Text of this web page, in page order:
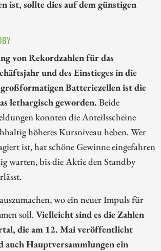
ist, sollte dies auf dem günstigen
von Rekordzahlen für das
und des Einstieges in die
Batteriezellen ist die
lethargisch geworden. Beide
konnten die Anteilsscheine
höheres Kursniveau heben. Wer
ist, hat schöne Gewinne eingefahren
warten, bis die Aktie den Standby
wo ein neuer Impuls für
soll.Vielleicht sind es die Zahlen
die am 12. Mai veröffentlicht
auch Hauptversammlungen ein